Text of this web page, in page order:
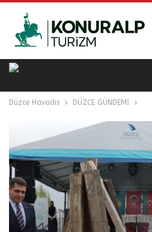
Düzce Havadis DÜZCE GÜNDEMİ